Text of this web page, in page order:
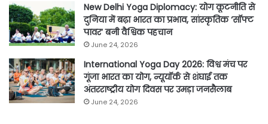
New Delhi Yoga Diplomacy: योग कूटनीति से
दुनिया में बढ़ा भारत का प्रभाव, सांस्कृतिक ‘सॉफ्ट
पावर’ बनी वैश्विक पहचान
June 24, 2026
International Yoga Day 2026: विश्व मंच पर
गूंजा भारत का योग, न्यूयॉर्क से शंघाई तक
अंतरराष्ट्रीय योग दिवस पर उमड़ा जनसैलाब
June 24, 2026